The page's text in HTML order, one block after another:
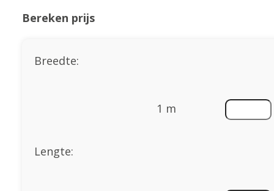
Bereken prijs
Breedte:
1 m
Lengte: